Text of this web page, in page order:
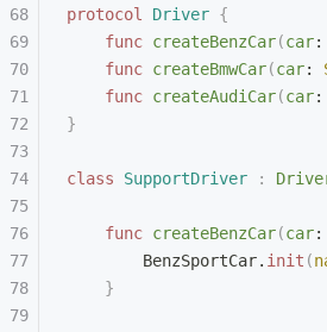
protocol Driver {
    func
createBenzCar(car:
    func
createBmwCar(car:
    func
createAudiCar(car:
}
class SupportDriver :
    func
createBenzCar(car:
        BenzSportCar.
init (
    }